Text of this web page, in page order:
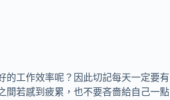
的工作效率呢？因此切記每天一定要有
間若感到疲累，也不要吝嗇給自己一點